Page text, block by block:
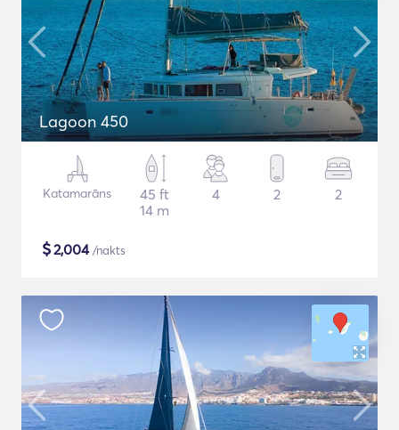
Lagoon 450
Katamarāns
45 ft
14 m
4 2 2
$2,004/nakts